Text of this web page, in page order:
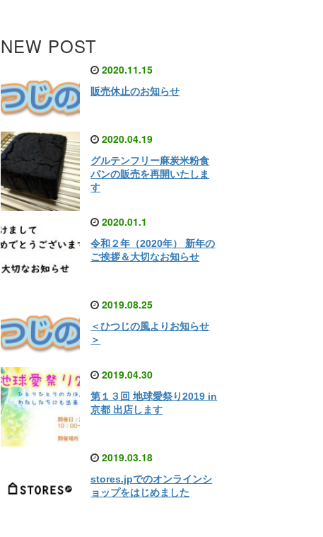
NEW POST
2020.11.15
販売休止のお知らせ
2020.04.19
グルテンフリー麻炭米粉食
パンの販売を再開いたしま
す
2020.01.1
令和２年（2020年） 新年の
ご挨拶＆大切なお知らせ
2019.08.25
＜ひつじの風よりお知らせ
＞
2019.04.30
第１３回 地球愛祭り2019 in
京都 出店します
2019.03.18
stores.jpでのオンラインシ
ョップをはじめました